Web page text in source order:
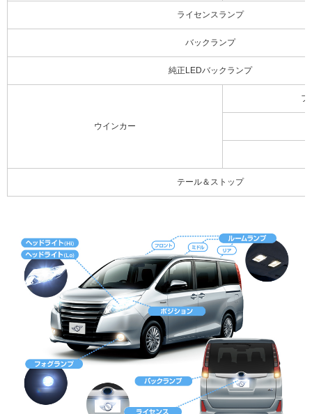
ライセンスランプ
バックランプ
純正LEDバックランプ
ウインカー
フ
テール＆ストップ